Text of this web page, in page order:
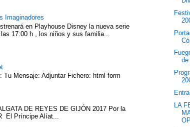
Imaginadores
en Playhouse Disney la nueva serie
17:00 h , los niños y sus familia...
Mensaje: Adjuntar Fichero: html form
DE REYES DE GIJÓN 2017 Por la
El Príncipe Alíat...
de
LA